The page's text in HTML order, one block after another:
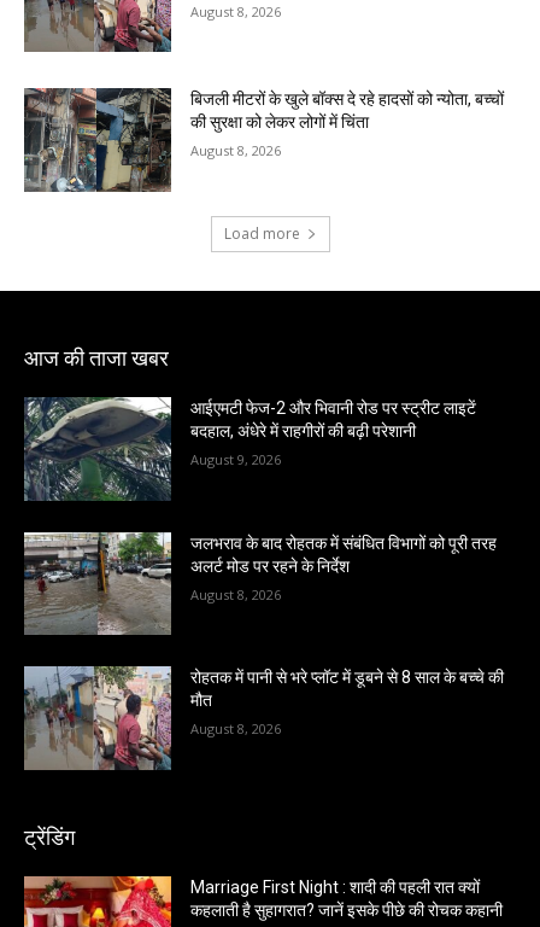
August 8, 2026
बिजली मीटरों के खुले बॉक्स दे रहे हादसों को न्योता, बच्चों
की सुरक्षा को लेकर लोगों में चिंता
August 8, 2026
Load more
आज की ताजा खबर
आईएमटी फेज-2 और भिवानी रोड पर स्ट्रीट लाइटें
बदहाल, अंधेरे में राहगीरों की बढ़ी परेशानी
August 9, 2026
जलभराव के बाद रोहतक में संबंधित विभागों को पूरी तरह
अलर्ट मोड पर रहने के निर्देश
August 8, 2026
रोहतक में पानी से भरे प्लॉट में डूबने से 8 साल के बच्चे की
मौत
August 8, 2026
ट्रेंडिंग
Marriage First Night : शादी की पहली रात क्यों
कहलाती है सुहागरात? जानें इसके पीछे की रोचक कहानी